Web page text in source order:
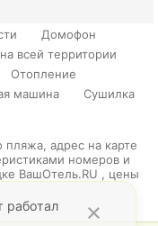
Домофон
всей территории
Отопление
машина
Сушилка
пляжа, адрес на карте
номеров и
ВашОтель.RU , цены
работал
×